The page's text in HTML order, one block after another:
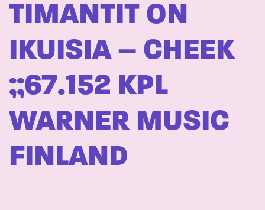
TIMANTIT ON
IKUISIA – CHEEK
;;67.152 KPL
WARNER MUSIC
FINLAND